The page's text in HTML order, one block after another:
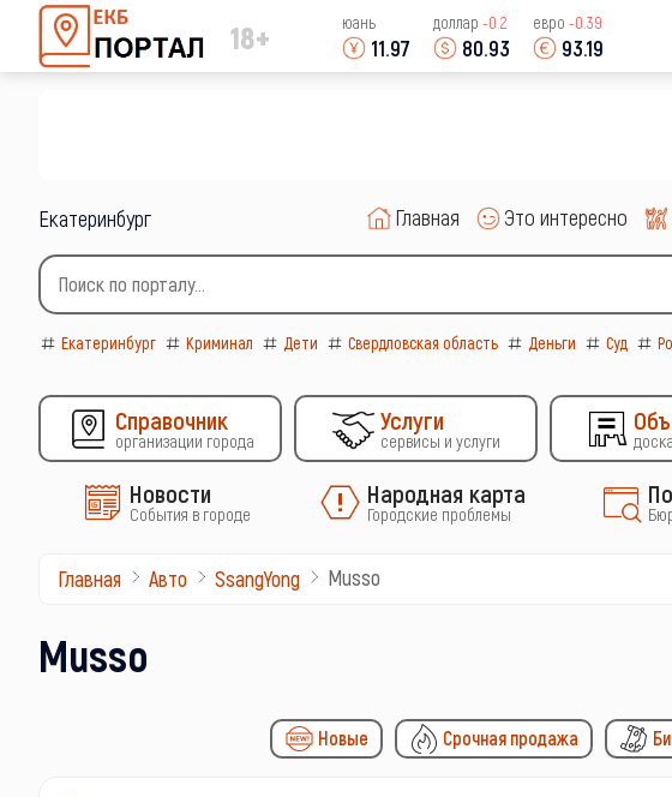
18+ юань
11.97
доллар -0.2
80.93
евро -0.39
93.19
Екатеринбург Главная Это интересно
Type 2 or more characters for results.
Екатеринбург Криминал Дети Свердловская область Деньги Суд
Справочник
организации города
Услуги
сервисы и услуги
Новости
События в городе
Народная карта
Городские проблемы
Главная Авто SsangYong Musso
Musso
Новые Срочная продажа